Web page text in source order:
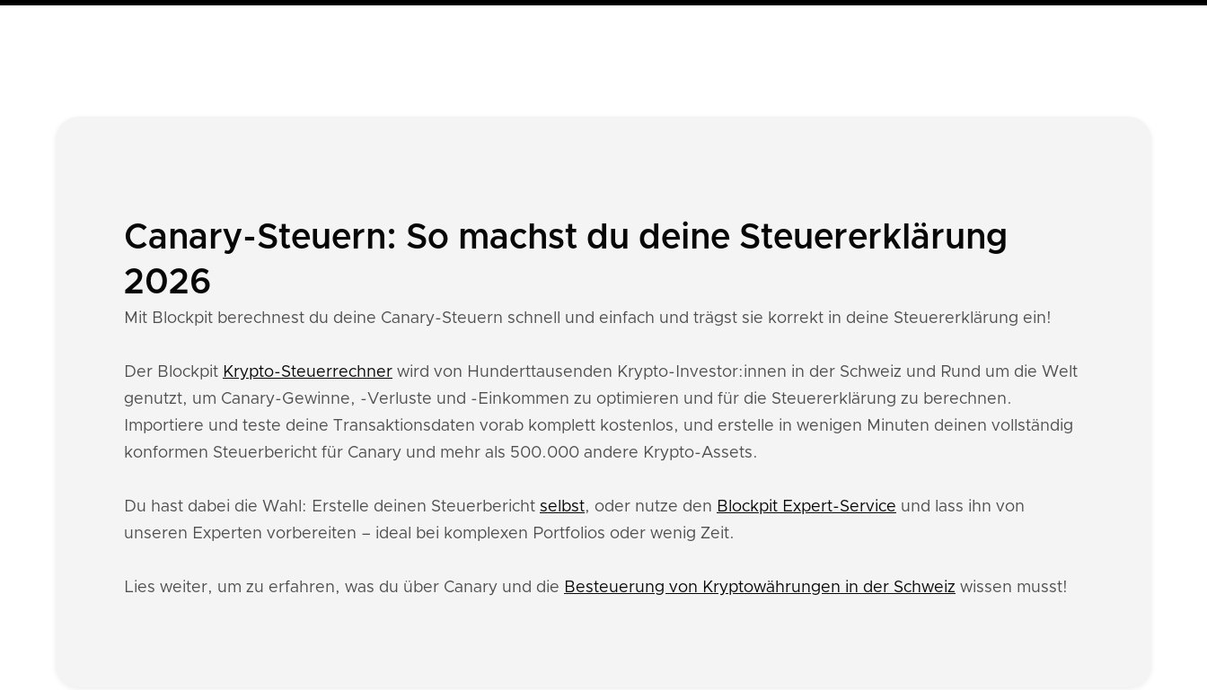
Canary-Steuern: So machst du deine Steuererklärung
2026
Mit Blockpit berechnest du deine Canary-Steuern schnell und einfach und trägst sie korrekt in deine Steuererklärung ein!
Der Blockpit Krypto-Steuerrechner wird von Hunderttausenden Krypto-Investor:innen in der Schweiz und Rund um die Welt
genutzt, um Canary-Gewinne, -Verluste und -Einkommen zu optimieren und für die Steuererklärung zu berechnen.
Importiere und teste deine Transaktionsdaten vorab komplett kostenlos, und erstelle in wenigen Minuten deinen vollständig
konformen Steuerbericht für Canary und mehr als 500.000 andere Krypto-Assets.
Du hast dabei die Wahl: Erstelle deinen Steuerbericht selbst, oder nutze den Blockpit Expert-Service und lass ihn von
unseren Experten vorbereiten – ideal bei komplexen Portfolios oder wenig Zeit.
Lies weiter, um zu erfahren, was du über Canary und die Besteuerung von Kryptowährungen in der Schweiz wissen musst!